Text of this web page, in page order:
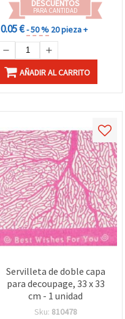
DESCUENTOS
PARA CANTIDAD
0.05 €- 50 % 20 pieza +
AÑADIR AL CARRITO
Servilleta de doble capa
para decoupage, 33 x 33
cm - 1 unidad
Sku: 810478